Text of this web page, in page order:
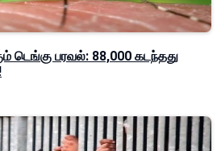
டெங்கு பரவல்: 88,000 கடந்தது